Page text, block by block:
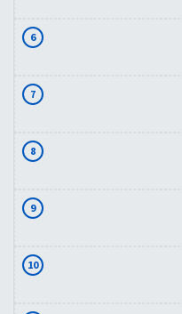
6
7
8
9
10